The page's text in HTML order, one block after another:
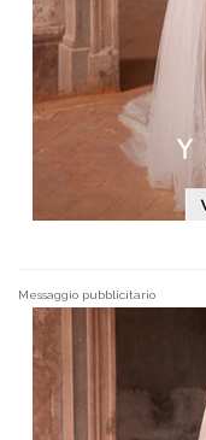
Messaggio pubblicitario